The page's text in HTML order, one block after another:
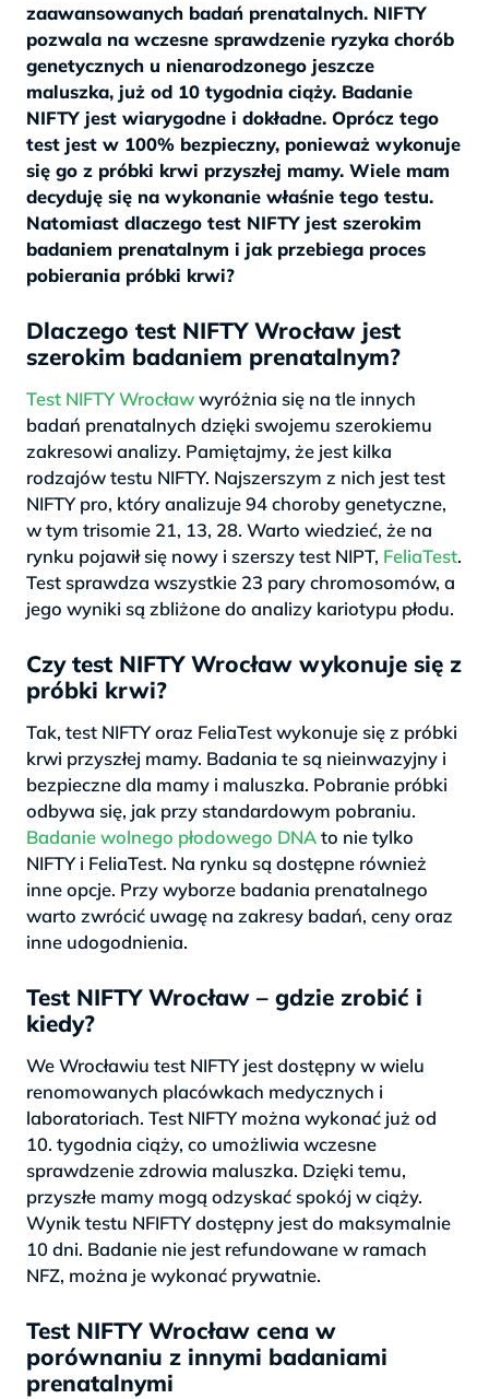
zaawansowanych badań prenatalnych. NIFTY
pozwala na wczesne sprawdzenie ryzyka chorób
genetycznych u nienarodzonego jeszcze
maluszka, już od 10 tygodnia ciąży. Badanie
NIFTY jest wiarygodne i dokładne. Oprócz tego
test jest w 100% bezpieczny, ponieważ wykonuje
się go z próbki krwi przyszłej mamy. Wiele mam
decyduję się na wykonanie właśnie tego testu.
Natomiast dlaczego test NIFTY jest szerokim
badaniem prenatalnym i jak przebiega proces
pobierania próbki krwi?
Dlaczego test NIFTY Wrocław jest
szerokim badaniem prenatalnym?
Test NIFTY Wrocławwyróżnia się na tle innych
badań prenatalnych dzięki swojemu szerokiemu
zakresowi analizy. Pamiętajmy, że jest kilka
rodzajów testu NIFTY. Najszerszym z nich jest test
NIFTY pro, który analizuje 94 choroby genetyczne,
w tym trisomie 21, 13, 28. Warto wiedzieć, że na
rynku pojawił się nowy i szerszy test NIPT, FeliaTest.
Test sprawdza wszystkie 23 pary chromosomów, a
jego wyniki są zbliżone do analizy kariotypu płodu.
Czy test NIFTY Wrocław wykonuje się z
próbki krwi?
Tak, test NIFTY oraz FeliaTest wykonuje się z próbki
krwi przyszłej mamy. Badania te są nieinwazyjny i
bezpieczne dla mamy i maluszka. Pobranie próbki
odbywa się, jak przy standardowym pobraniu.
Badanie wolnego płodowego DNAto nie tylko
NIFTY i FeliaTest. Na rynku są dostępne również
inne opcje. Przy wyborze badania prenatalnego
warto zwrócić uwagę na zakresy badań, ceny oraz
inne udogodnienia.
Test NIFTY Wrocław – gdzie zrobić i
kiedy?
We Wrocławiu test NIFTY jest dostępny w wielu
renomowanych placówkach medycznych i
laboratoriach. Test NIFTY można wykonać już od
10. tygodnia ciąży, co umożliwia wczesne
sprawdzenie zdrowia maluszka. Dzięki temu,
przyszłe mamy mogą odzyskać spokój w ciąży.
Wynik testu NFIFTY dostępny jest do maksymalnie
10 dni. Badanie nie jest refundowane w ramach
NFZ, można je wykonać prywatnie.
Test NIFTY Wrocław cena w
porównaniu z innymi badaniami
prenatalnymi